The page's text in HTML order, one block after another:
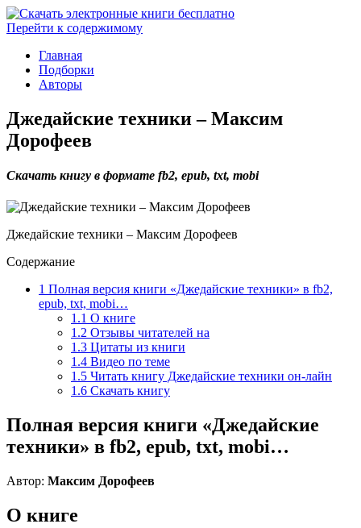
Перейти к содержимому
Главная
Подборки
Авторы
Джедайские техники – Максим
Дорофеев
Скачать книгу в формате fb2, epub, txt, mobi
Джедайские техники – Максим Дорофеев
Содержание
1 Полная версия книги «Джедайские техники» в fb2,
epub, txt, mobi…
1.1 О книге
1.2 Отзывы читателей на
1.3 Цитаты из книги
1.4 Видео по теме
1.5 Читать книгу Джедайские техники он-лайн
1.6 Скачать книгу
Полная версия книги «Джедайские
техники» в fb2, epub, txt, mobi…
Автор: Максим Дорофеев
О книге